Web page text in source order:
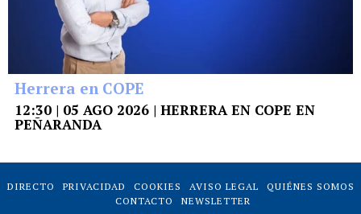
Herrera en COPE
12:30 | 05 AGO 2026 | HERRERA EN COPE EN
PEÑARANDA
DIRECTO PRIVACIDAD COOKIES AVISO LEGAL
QUIÉNES SOMOS
CONTACTO
NEWSLETTER